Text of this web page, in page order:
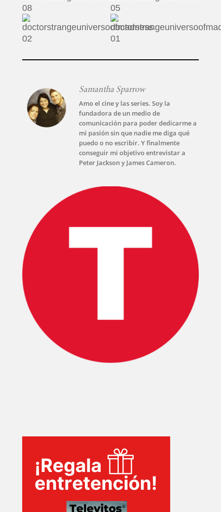
Samantha Sparrow
Amo el cine y las series. Soy la
fundadora de un medio de
comunicación para poder dedicarme a
mi pasión sin que nadie me diga qué
puedo o no escribir. Y finalmente
conseguir mi objetivo entrevistar a
Peter Jackson y James Cameron.